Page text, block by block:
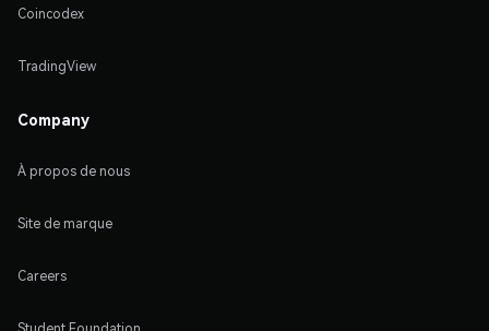
Coincodex
TradingView
Company
À propos de nous
Site de marque
Careers